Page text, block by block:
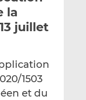
la
juillet
1503
et du